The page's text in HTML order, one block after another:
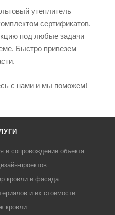
утеплитель
сертификатов.
под любые задачи
Быстро привезем
с нами и мы поможем!
и сопровождение объекта
проектов
кровли и фасада
и их стоимости
кровли